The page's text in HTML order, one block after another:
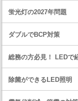
蛍光灯の2027年問題
ダブルでBCP対策
総務の方必見！ LEDで
除菌ができるLED照明